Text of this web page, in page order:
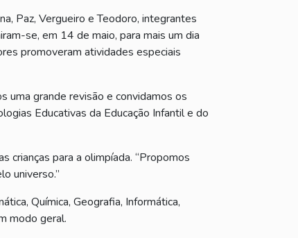
Paz, Vergueiro e Teodoro, integrantes
se, em 14 de maio, para mais um dia
promoveram atividades especiais
uma grande revisão e convidamos os
Educativas da Educação Infantil e do
crianças para a olimpíada. “Propomos
universo.”
Química, Geografia, Informática,
modo geral.